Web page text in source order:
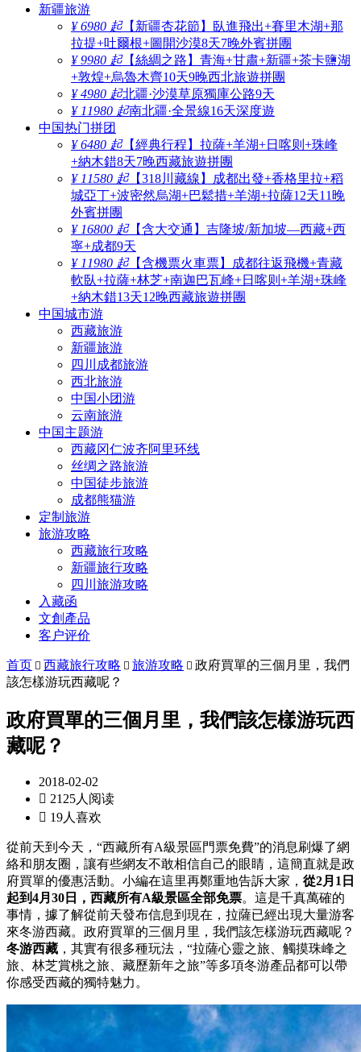
新疆旅游
¥ 6980 起【新疆杏花節】臥進飛出+賽里木湖+那
拉提+吐爾根+圖開沙漠8天7晚外賓拼團
¥ 9980 起【絲綢之路】青海+甘肅+新疆+茶卡鹽湖
+敦煌+烏魯木齊10天9晚西北旅遊拼團
¥ 4980 起北疆·沙漠草原獨庫公路9天
¥ 11980 起南北疆·全景線16天深度遊
中国热门拼团
¥ 6480 起【經典行程】拉薩+羊湖+日喀则+珠峰
+納木錯8天7晚西藏旅遊拼團
¥ 11580 起【318川藏線】成都出發+香格里拉+稻
城亞丁+波密然烏湖+巴鬆措+羊湖+拉薩12天11晚
外賓拼團
¥ 16800 起【含大交通】吉隆坡/新加坡—西藏+西
寧+成都9天
¥ 11980 起【含機票火車票】成都往返飛機+青藏
軟臥+拉薩+林芝+南迦巴瓦峰+日喀则+羊湖+珠峰
+納木錯13天12晚西藏旅遊拼團
中国城市游
西藏旅游
新疆旅游
四川成都旅游
西北旅游
中国小团游
云南旅游
中国主题游
西藏冈仁波齐阿里环线
丝绸之路旅游
中国徒步旅游
成都熊猫游
定制旅游
旅游攻略
西藏旅行攻略
新疆旅行攻略
四川旅游攻略
入藏函
文創產品
客户评价
首页  西藏旅行攻略  旅游攻略  政府買單的三個月里，我們
該怎樣游玩西藏呢？
政府買單的三個月里，我們該怎樣游玩西
藏呢？
2018-02-02
 2125人阅读
 19人喜欢
從前天到今天，“西藏所有A級景區門票免費”的消息刷爆了網
絡和朋友圈，讓有些網友不敢相信自己的眼睛，這簡直就是政
府買單的優惠活動。小編在這里再鄭重地告訴大家， 從2月1日
起到4月30日，西藏所有A級景區全部免票。這是千真萬確的
事情，據了解從前天發布信息到現在，拉薩已經出現大量游客
來冬游西藏。政府買單的三個月里，我們該怎樣游玩西藏呢？
冬游西藏 ，其實有很多種玩法，“拉薩心靈之旅、觸摸珠峰之
旅、林芝賞桃之旅、藏歷新年之旅”等多項冬游產品都可以帶
你感受西藏的獨特魅力。